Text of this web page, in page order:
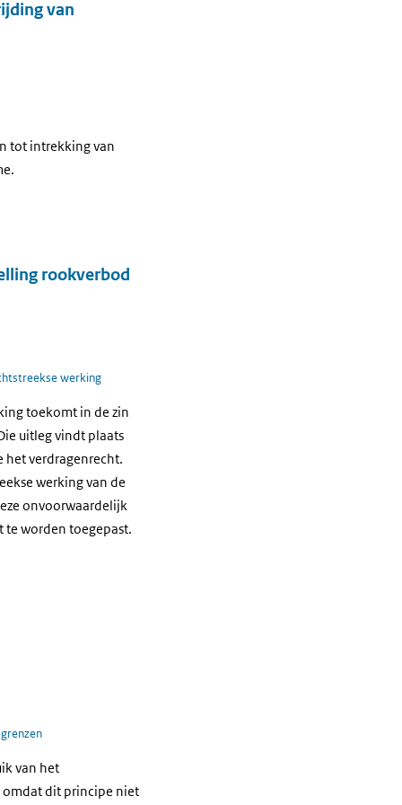
van
tot intrekking van
rookverbod
werking
toekomt in de zin
uitleg vindt plaats
het verdragenrecht.
werking van de
onvoorwaardelijk
te worden toegepast.
van het
omdat dit principe niet